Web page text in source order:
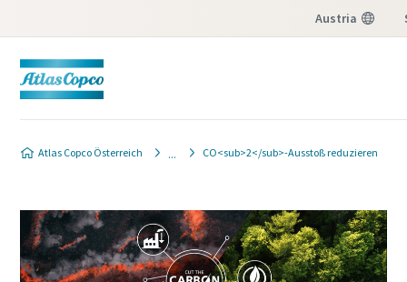
Austria
Atlas Copco Österreich CO<sub>2</sub>-Ausstoß reduzieren
Verkaufsberater erhalten möchten, füllen Sie bitte das
unten stehende Formular aus. Wir lassen Ihnen die
gewünschten Angebotsinformationen kurzfristig
zukommen.